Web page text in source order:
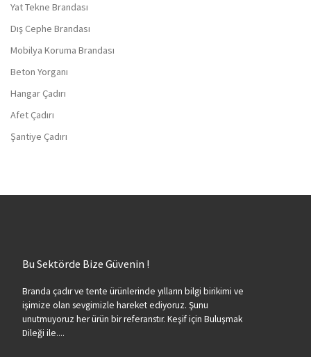
Yat Tekne Brandası
Dış Cephe Brandası
Mobilya Koruma Brandası
Beton Yorganı
Hangar Çadırı
Afet Çadırı
Şantiye Çadırı
Bu Sektörde Bize Güvenin !
Branda çadır ve tente ürünlerinde yılların bilgi birikimi ve
işimize olan sevgimizle hareket ediyoruz. Şunu
unutmuyoruz her ürün bir referanstır. Keşif için Buluşmak
Dileği ile....